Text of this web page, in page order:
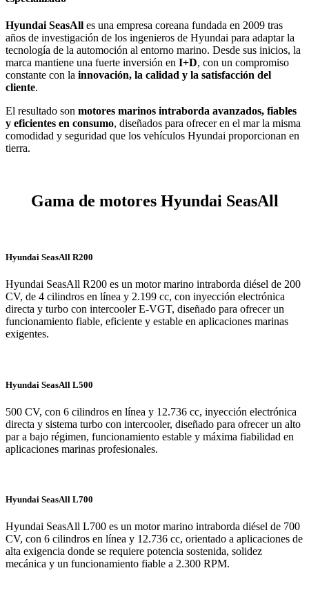
Hyundai SeasAll es una empresa coreana fundada en 2009 tras
años de investigación de los ingenieros de Hyundai para adaptar la
tecnología de la automoción al entorno marino. Desde sus inicios, la
marca mantiene una fuerte inversión en I+D, con un compromiso
constante con la innovación, la calidad y la satisfacción del
cliente.
El resultado son motores marinos intraborda avanzados, fiables
y eficientes en consumo, diseñados para ofrecer en el mar la misma
comodidad y seguridad que los vehículos Hyundai proporcionan en
tierra.
Gama de motores Hyundai SeasAll
Hyundai SeasAll R200
Hyundai SeasAll R200 es un motor marino intraborda diésel de 200
CV, de 4 cilindros en línea y 2.199 cc, con inyección electrónica
directa y turbo con intercooler E-VGT, diseñado para ofrecer un
funcionamiento fiable, eficiente y estable en aplicaciones marinas
exigentes.
Hyundai SeasAll L500
500 CV, con 6 cilindros en línea y 12.736 cc, inyección electrónica
directa y sistema turbo con intercooler, diseñado para ofrecer un alto
par a bajo régimen, funcionamiento estable y máxima fiabilidad en
aplicaciones marinas profesionales.
Hyundai SeasAll L700
Hyundai SeasAll L700 es un motor marino intraborda diésel de 700
CV, con 6 cilindros en línea y 12.736 cc, orientado a aplicaciones de
alta exigencia donde se requiere potencia sostenida, solidez
mecánica y un funcionamiento fiable a 2.300 RPM.